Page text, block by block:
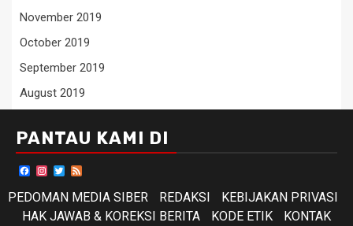
November 2019
October 2019
September 2019
August 2019
PANTAU KAMI DI
Facebook
Instagram
Twitter
PEDOMAN MEDIA SIBER
REDAKSI
KEBIJAKAN PRIVASI
HAK JAWAB & KOREKSI BERITA
KODE ETIK KONTAK